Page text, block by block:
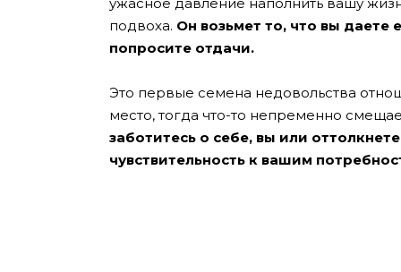
подвоха. Он возьмет то, что вы даете
попросите отдачи.
Это первые семена недовольства
место, тогда что-то непременно
заботитесь о себе, вы или
чувствительность к вашим